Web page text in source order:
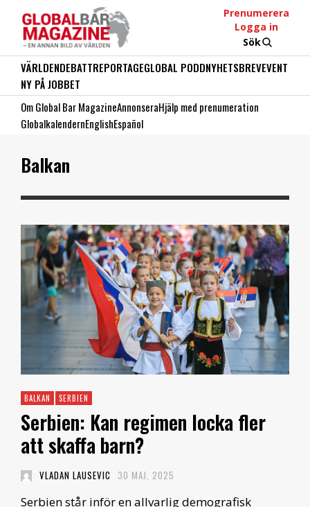
Prenumerera
Logga in
Sök
VÄRLDENDEBATTREPORTAGEGLOBAL PODDNYHETSBREVEVENT
NY PÅ JOBBET
Om Global Bar MagazineAnnonseraHjälp med prenumeration
GlobalkalendernEnglishEspañol
Balkan
BALKAN SERBIEN
Serbien: Kan regimen locka fler
att skaffa barn?
VLADAN LAUSEVIC 30 MAJ, 2025
Serbien står inför en allvarlig demografisk